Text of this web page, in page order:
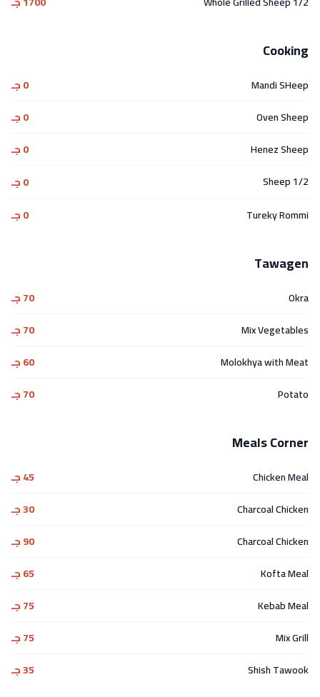
Cooking
Mandi SHeep
0 جـ
Oven Sheep
0 جـ
Henez Sheep
0 جـ
1/2 Sheep
0 جـ
Tureky Rommi
0 جـ
Tawagen
Okra
70 جـ
Mix Vegetables
70 جـ
Molokhya with Meat
60 جـ
Potato
70 جـ
Meals Corner
Chicken Meal
45 جـ
Charcoal Chicken
30 جـ
Charcoal Chicken
90 جـ
Kofta Meal
65 جـ
Kebab Meal
75 جـ
Mix Grill
75 جـ
Shish Tawook
35 جـ